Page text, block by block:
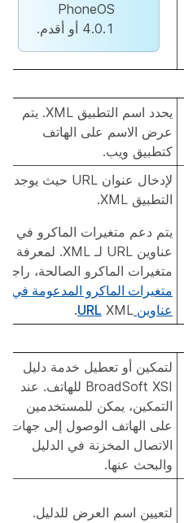
PhoneOS
4.0.1 أو أقدم.
يحدد اسم التطبيق XML. يتم
عرض الاسم على الهاتف
كتطبيق ويب.
لإدخال عنوان URL حيث يوجد
التطبيق XML.
يتم دعم متغيرات الماكرو في
عناوين URL لـ XML. لمعرفة
متغيرات الماكرو الصالحة، راجع
متغيرات الماكرو المدعومة في
عناوين URL XML.
لتمكين أو تعطيل خدمة دليل
BroadSoft XSI للهاتف. عند
التمكين، يمكن للمستخدمين
على الهاتف الوصول إلى جهات
الاتصال المخزنة في الدليل
والبحث عنها.
لتعيين اسم العرض للدليل.